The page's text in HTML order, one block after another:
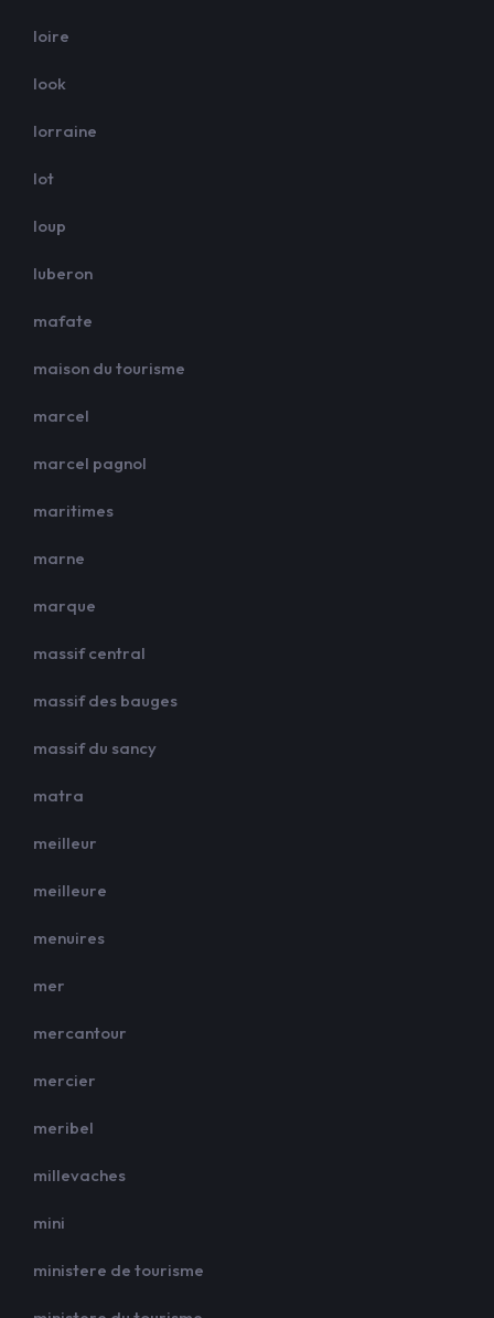
loire
look
lorraine
lot
loup
luberon
mafate
maison du tourisme
marcel
marcel pagnol
maritimes
marne
marque
massif central
massif des bauges
massif du sancy
matra
meilleur
meilleure
menuires
mer
mercantour
mercier
meribel
millevaches
mini
ministere de tourisme